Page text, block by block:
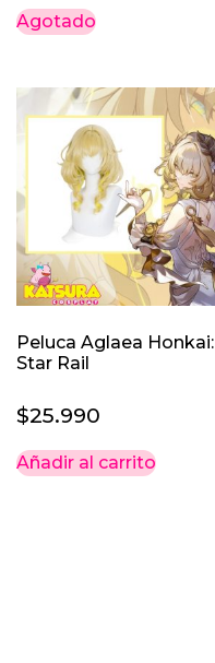
Agotado
Peluca Aglaea Honkai:
Star Rail
$25.990
Añadir al carrito